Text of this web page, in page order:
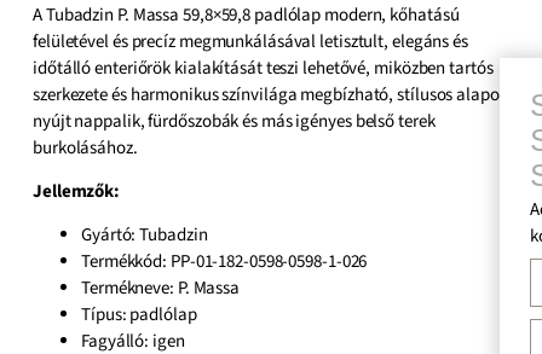
A Tubadzin P. Massa 59,8×59,8 padlólap modern, kőhatású
felületével és precíz megmunkálásával letisztult, elegáns és
időtálló enteriőrök kialakítását teszi lehetővé, miközben tartós
szerkezete és harmonikus színvilága megbízható, stílusos alapot
nyújt nappalik, fürdőszobák és más igényes belső terek
burkolásához.
Jellemzők:
Gyártó: Tubadzin
Termékkód: PP-01-182-0598-0598-1-026
Termékneve: P. Massa
Típus: padlólap
Fagyálló: igen
Add meg nekünk
kollégánk rövid